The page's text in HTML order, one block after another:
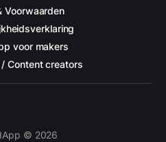
Voorwaarden
voor makers
Content creators
© 2026